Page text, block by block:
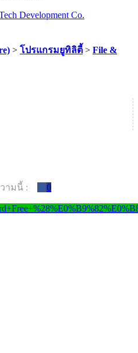
Development Co.
> โปรแกรมยูทิลิตี้ > File &
ามนี้ : 0